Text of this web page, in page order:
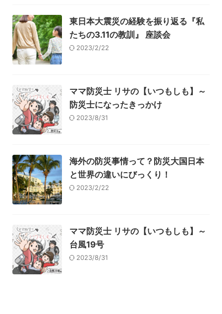
東日本大震災の経験を振り返る『私
たちの3.11の教訓』 座談会
2023/2/22
ママ防災士 リサの【いつもしも】～
防災士になったきっかけ
2023/8/31
海外の防災事情って？防災大国日本
と世界の違いにびっくり！
2023/2/22
ママ防災士 リサの【いつもしも】～
台風19号
2023/8/31